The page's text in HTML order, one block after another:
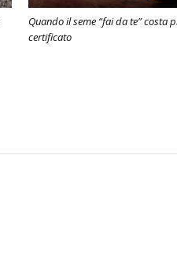
Quando il seme “fai da te” costa
certificato